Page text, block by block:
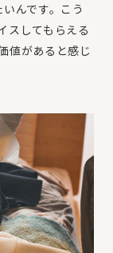
んです。こう
スしてもらえる
値があると感じ